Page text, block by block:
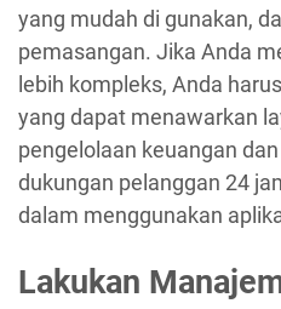
yang mudah di gunakan,
pemasangan. Jika Anda
lebih kompleks, Anda
yang dapat menawarkan
pengelolaan keuangan
dukungan pelanggan 24
dalam menggunakan
Lakukan